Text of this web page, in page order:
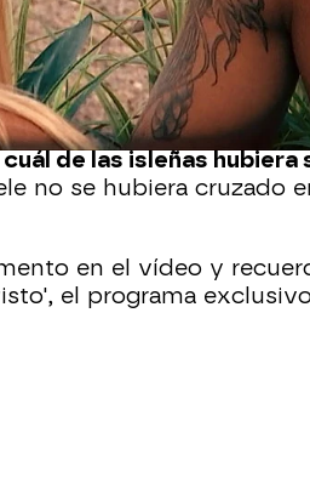
en finalistas dela
y Adele no han
muy cerca. Es una
a poco y su relación se
semanas. En'Love
cuál de las isleñas hubiera
no se hubiera cruzado
en el vídeo y
el programa